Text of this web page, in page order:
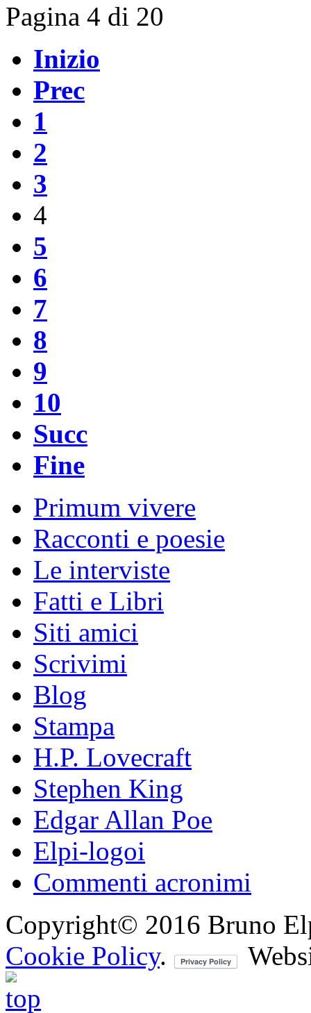
Pagina 4 di 20
Inizio
Prec
1
2
3
4
5
6
7
8
9
10
Succ
Fine
Primum vivere
Racconti e poesie
Le interviste
Fatti e Libri
Siti amici
Scrivimi
Blog
Stampa
H.P. Lovecraft
Stephen King
Edgar Allan Poe
Elpi-logoi
Commenti acronimi
Copyright© 2016 Bruno
Cookie Policy.